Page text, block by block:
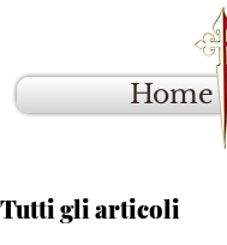
Home
Tutti gli articoli